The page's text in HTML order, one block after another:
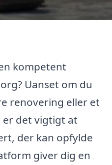
kompetent
Uanset om du
renovering eller et
det vigtigt at
der kan opfylde
giver dig en